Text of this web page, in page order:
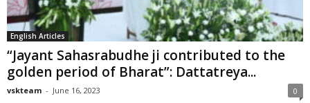
English Articles
“Jayant Sahasrabudhe ji contributed to the
golden period of Bharat”: Dattatreya...
vskteam - June 16, 2023 0